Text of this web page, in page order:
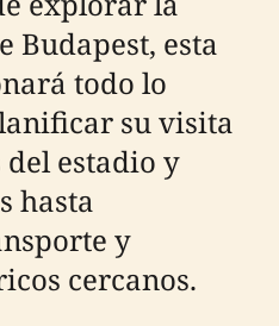
Budapest, esta
todo lo
su visita
estadio y
hasta
y
cercanos.